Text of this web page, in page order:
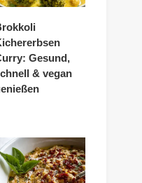
Gesund,
& vegan